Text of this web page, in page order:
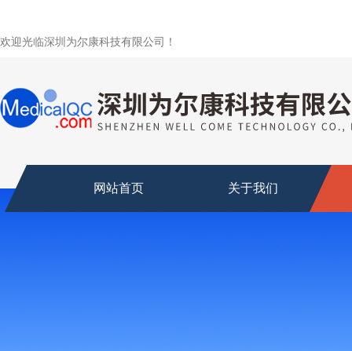
欢迎光临深圳为尔康科技有限公司！
网站首页 关于我们